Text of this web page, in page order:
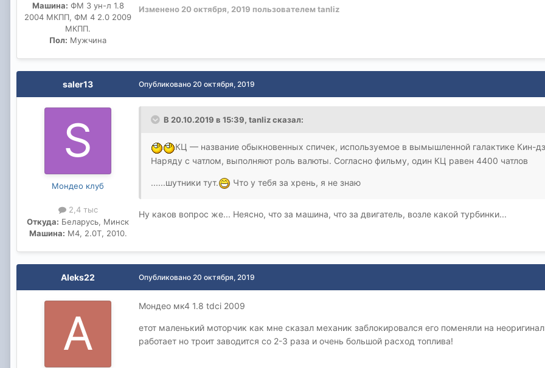
Машина: ФМ 3 ун-л 1.8
2004 МКПП, ФМ 4 2.0 2009
МКПП.
Пол: Мужчина
Изменено 20 октября, 2019 пользователем tanliz
saler13
Мондео клуб
2,4 тыс
Откуда: Беларусь, Минск
Машина: М4, 2.0T, 2010.
Опубликовано 20 октября, 2019
В 20.10.2019 в 15:39, tanlizсказал:
КЦ — название обыкновенных спичек, используемое в вымышленной галактике Кин-
Наряду с чатлом, выполняют роль валюты. Согласно фильму, один КЦ равен 4400 чатлов
......шутники тут. Что у тебя за хрень, я не знаю
Ну каков вопрос же... Неясно, что за машина, что за двигатель, возле какой турбинки...
Aleks22 Опубликовано 20 октября, 2019
Мондео мк4 1.8 tdci 2009
етот маленький моторчик как мне сказал механик заблокировался его поменяли на
работает но троит заводится со 2-3 раза и очень большой расход топлива!